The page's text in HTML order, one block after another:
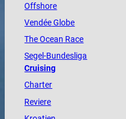
Offshore
VendéeGlobe
TheOcean Race
Segel-Bundesliga
Cruising
Charter
Reviere